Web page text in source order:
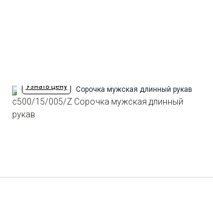
Узнать цену
c500/15/005/Z Сорочка мужская длинный
рукав